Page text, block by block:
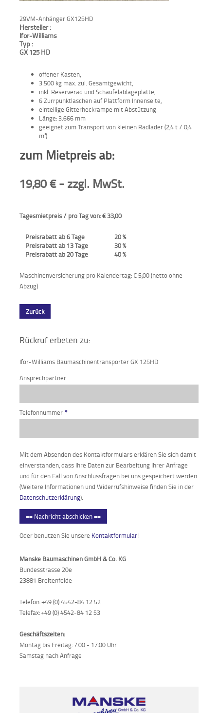
Sonstiges
Sonderaktionen
Aktionen
und
Angebote
Anfahrt
29VM-Anhänger GX125HD
Hersteller :
Ifor-Williams
Typ :
GX 125 HD
offener Kasten,
3.500 kg max. zul. Gesamtgewicht,
inkl. Reserverad und Schaufelablageplatte,
6 Zurrpunktlaschen auf Plattform Innenseite,
einteilige Gitterheckrampe mit Abstützung
Länge: 3.666 mm
geeignet zum Transport von kleinen Radlader (2,4 t / 0,4
m³)
zum Mietpreis ab:
19,80€- zzgl. MwSt.
Tagesmietpreis / pro Tag von: € 33,00
Preisrabatt ab 6 Tage
Preisrabatt ab 13 Tage
Preisrabatt ab 20 Tage
20 %
30 %
40 %
Maschinenversicherung pro Kalendertag: € 5,00 (netto ohne
Abzug)
Zurück
Rückruf erbeten zu:
Ifor-Williams Baumaschinentransporter GX 125HD
Ansprechpartner
Telefonnummer *
Mit dem Absenden des Kontaktformulars erklären Sie sich damit
einverstanden, dass Ihre Daten zur Bearbeitung Ihrer Anfrage
und für den Fall von Anschlussfragen bei uns gespeichert werden
(Weitere Informationen und Widerrufshinweise finden Sie in der
Datenschutzerklärung).
== Nachricht abschicken ==
Oder benutzen Sie unsere Kontaktformular!
Manske Baumaschinen GmbH & Co. KG
Bundesstrasse 20e
23881 Breitenfelde
Telefon: +49 (0) 4542-84 12 52
Telefax: +49 (0) 4542-84 12 53
Geschäftszeiten:
Montag bis Freitag: 7:00 - 17:00 Uhr
Samstag nach Anfrage